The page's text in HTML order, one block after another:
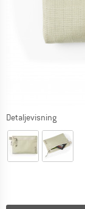
Detaljevisning